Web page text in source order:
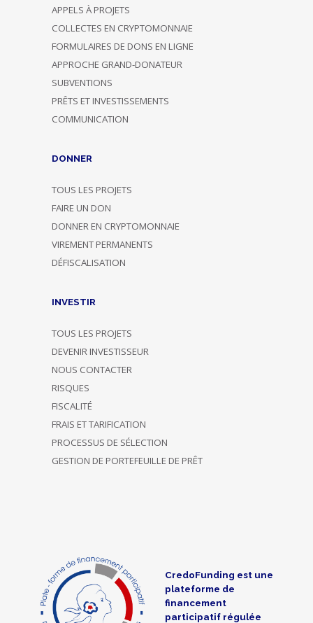
APPELS À PROJETS
COLLECTES EN CRYPTOMONNAIE
FORMULAIRES DE DONS EN LIGNE
APPROCHE GRAND-DONATEUR
SUBVENTIONS
PRÊTS ET INVESTISSEMENTS
COMMUNICATION
DONNER
TOUS LES PROJETS
FAIRE UN DON
DONNER EN CRYPTOMONNAIE
VIREMENT PERMANENTS
DÉFISCALISATION
INVESTIR
TOUS LES PROJETS
DEVENIR INVESTISSEUR
NOUS CONTACTER
RISQUES
FISCALITÉ
FRAIS ET TARIFICATION
PROCESSUS DE SÉLECTION
GESTION DE PORTEFEUILLE DE PRÊT
CredoFunding est une
plateforme de
financement
participatif régulée